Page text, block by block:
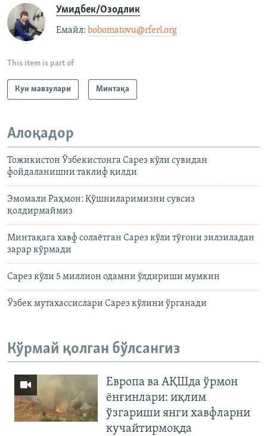
Умидбек/Озодлик
Емайл: ​ bobomatovu@rferl.org
This item is part of
Кун мавзулари Минтақа
Алоқадор
Тожикистон Ўзбекистонга Сарез кўли сувидан
фойдаланишни таклиф қилди
Эмомали Раҳмон: Қўшниларимизни сувсиз
қолдирмаймиз
Минтақага хавф солаётган Сарез кўли тўғони зилзиладан
зарар кўрмади
Сарез кўли 5 миллион одамни ўлдириши мумкин
Ўзбек мутахассислари Сарез кўлини ўрганади
Кўрмай қолган бўлсангиз
Европа ва АҚШда ўрмон
ёнғинлари: иқлим
ўзгариши янги хавфларни
кучайтирмоқда